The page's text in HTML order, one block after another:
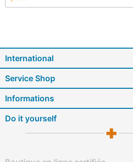
International
Service Shop
Informations
Do it yourself